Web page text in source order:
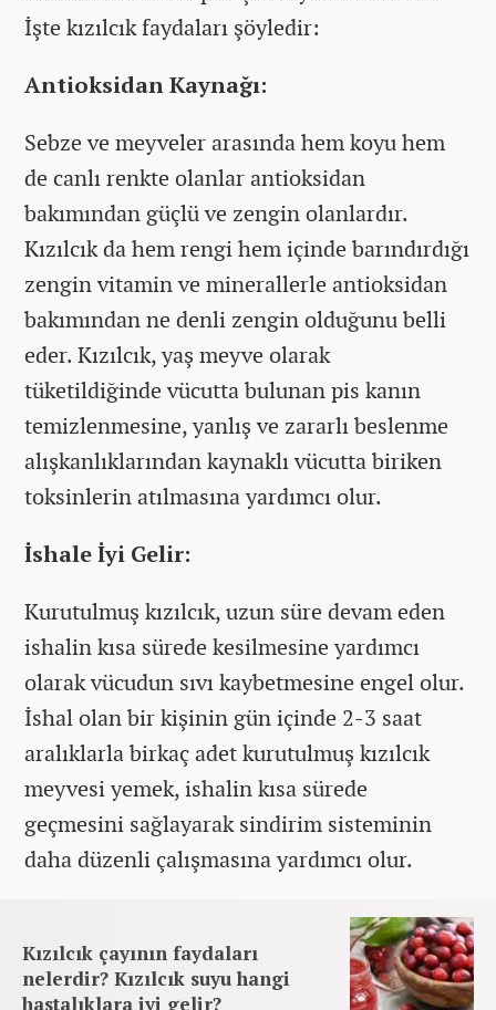
İşte kızılcık faydaları şöyledir:
Antioksidan Kaynağı:
Sebze ve meyveler arasında hem koyu hem
de canlı renkte olanlar antioksidan
bakımından güçlü ve zengin olanlardır.
Kızılcık da hem rengi hem içinde barındırdığı
zengin vitamin ve minerallerle antioksidan
bakımından ne denli zengin olduğunu belli
eder. Kızılcık, yaş meyve olarak
tüketildiğinde vücutta bulunan pis kanın
temizlenmesine, yanlış ve zararlı beslenme
alışkanlıklarından kaynaklı vücutta biriken
toksinlerin atılmasına yardımcı olur.
İshale İyi Gelir:
Kurutulmuş kızılcık, uzun süre devam eden
ishalin kısa sürede kesilmesine yardımcı
olarak vücudun sıvı kaybetmesine engel olur.
İshal olan bir kişinin gün içinde 2-3 saat
aralıklarla birkaç adet kurutulmuş kızılcık
meyvesi yemek, ishalin kısa sürede
geçmesini sağlayarak sindirim sisteminin
daha düzenli çalışmasına yardımcı olur.
Kızılcık çayının faydaları
nelerdir? Kızılcık suyu hangi
hastalıklara iyi gelir?